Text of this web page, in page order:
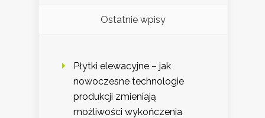
Ostatnie wpisy
Płytki elewacyjne – jak
nowoczesne technologie
produkcji zmieniają
możliwości wykończenia